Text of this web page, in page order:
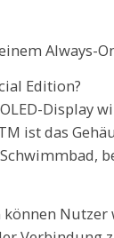
Always-
Edition?
Display
ist das